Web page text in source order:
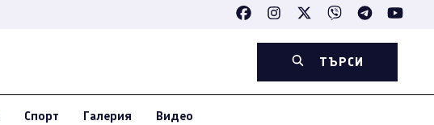
ТЪРСИ
Спорт Галерия Видео